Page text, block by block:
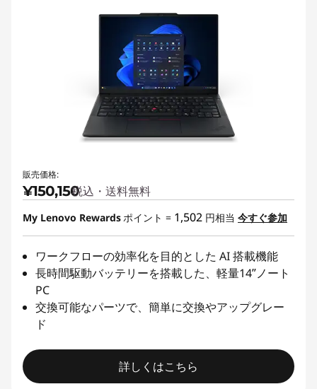
販売価格:
¥150,150税込・送料無料
My Lenovo Rewardsポイント = 1,502 円相当 今すぐ参加
ワークフローの効率化を目的とした AI 搭載機能
長時間駆動バッテリーを搭載した、軽量14ʺノート
PC
交換可能なパーツで、簡単に交換やアップグレー
ド
詳しくはこちら